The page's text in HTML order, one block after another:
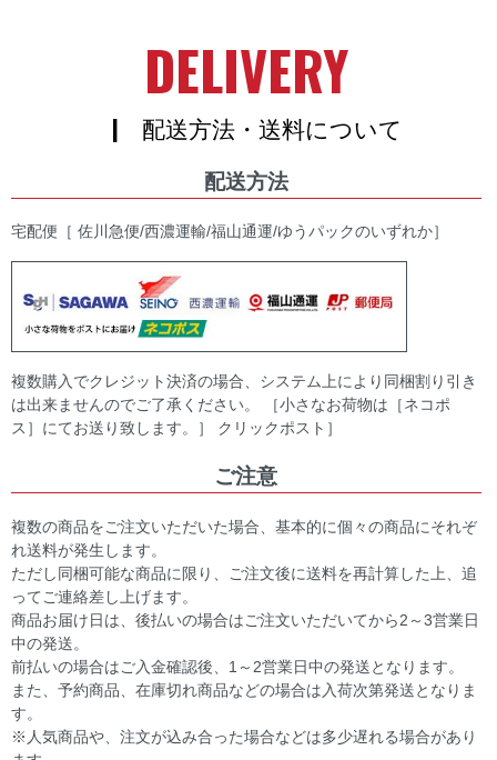
DELIVERY
| 配送方法・送料について
配送方法
宅配便［ 佐川急便/西濃運輸/福山通運/ゆうパックのいずれか］
複数購入でクレジット決済の場合、システム上により同梱割り引き
は出来ませんのでご了承ください。 ［小さなお荷物は［ネコポ
ス］にてお送り致します。］ クリックポスト］
ご注意
複数の商品をご注文いただいた場合、基本的に個々の商品にそれぞ
れ送料が発生します。
ただし同梱可能な商品に限り、ご注文後に送料を再計算した上、追
ってご連絡差し上げます。
商品お届け日は、後払いの場合はご注文いただいてから2～3営業日
中の発送。
前払いの場合はご入金確認後、1～2営業日中の発送となります。
また、予約商品、在庫切れ商品などの場合は入荷次第発送となりま
す。
※人気商品や、注文が込み合った場合などは多少遅れる場合があり